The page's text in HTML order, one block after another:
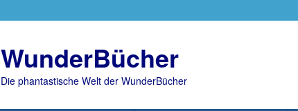
WunderBücher
Die phantastische Welt der WunderBücher